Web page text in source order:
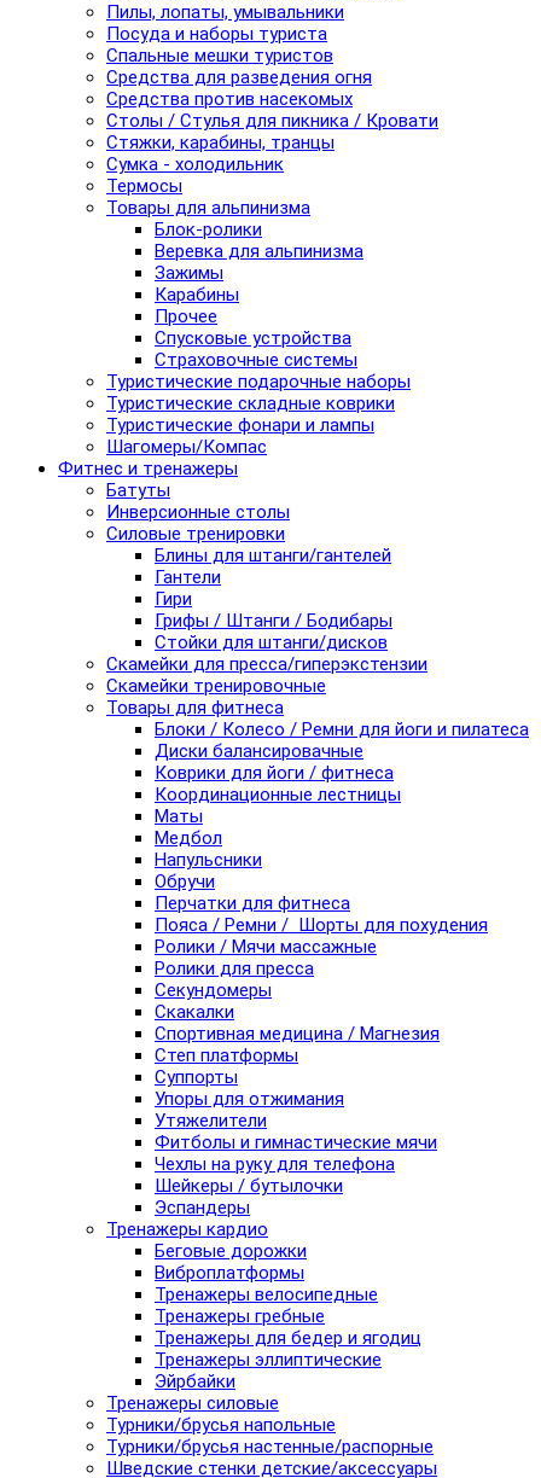
Пилы, лопаты, умывальники
Посуда и наборы туриста
Спальные мешки туристов
Средства для разведения огня
Средства против насекомых
Столы / Стулья для пикника / Кровати
Стяжки, карабины, транцы
Сумка - холодильник
Термосы
Товары для альпинизма
Блок-ролики
Веревка для альпинизма
Зажимы
Карабины
Прочее
Спусковые устройства
Страховочные системы
Туристические подарочные наборы
Туристические складные коврики
Туристические фонари и лампы
Шагомеры/Компас
Фитнес и тренажеры
Батуты
Инверсионные столы
Силовые тренировки
Блины для штанги/гантелей
Гантели
Гири
Грифы / Штанги / Бодибары
Стойки для штанги/дисков
Скамейки для пресса/гиперэкстензии
Скамейки тренировочные
Товары для фитнеса
Блоки / Колесо / Ремни для йоги и пилатеса
Диски балансировачные
Коврики для йоги / фитнеса
Координационные лестницы
Маты
Медбол
Напульсники
Обручи
Перчатки для фитнеса
Пояса / Ремни / Шорты для похудения
Ролики / Мячи массажные
Ролики для пресса
Секундомеры
Скакалки
Спортивная медицина / Магнезия
Степ платформы
Суппорты
Упоры для отжимания
Утяжелители
Фитболы и гимнастические мячи
Чехлы на руку для телефона
Шейкеры / бутылочки
Эспандеры
Тренажеры кардио
Беговые дорожки
Виброплатформы
Тренажеры велосипедные
Тренажеры гребные
Тренажеры для бедер и ягодиц
Тренажеры эллиптические
Эйрбайки
Тренажеры силовые
Турники/брусья напольные
Турники/брусья настенные/распорные
Шведские стенки детские/аксессуары